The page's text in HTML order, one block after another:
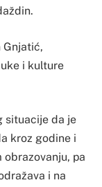
Gnjatić,
i kulture
situacije da je
kroz godine i
obrazovanju, pa
i na